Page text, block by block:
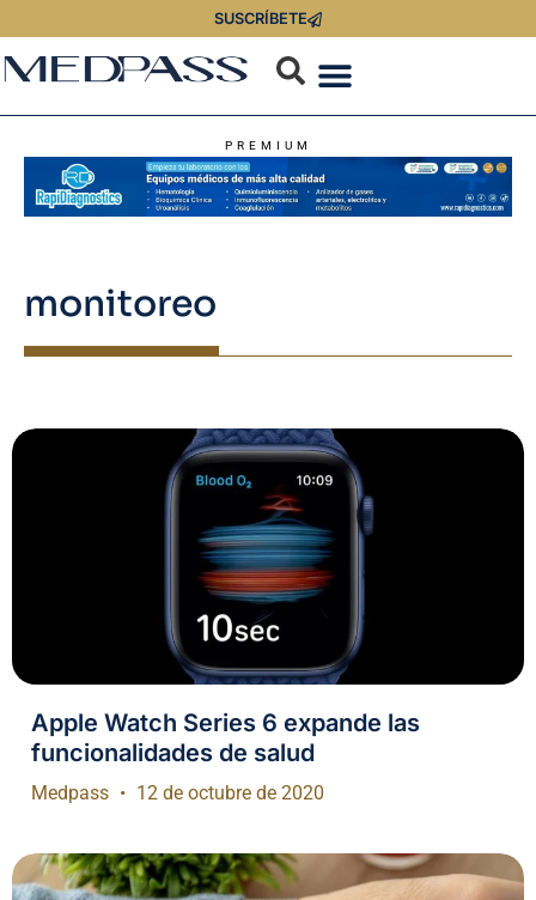
SUSCRÍBETE
PREMIUM
monitoreo
Apple Watch Series 6 expande las
funcionalidades de salud
Medpass 12 de octubre de 2020